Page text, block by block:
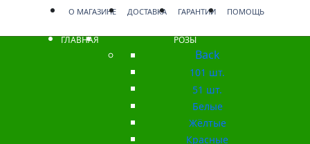
О МАГАЗИНЕ ДОСТАВКА ГАРАНТИИ ПОМОЩЬ
ГЛАВНАЯ РОЗЫ
Back
101 шт.
51 шт.
Белые
Жёлтые
Красные